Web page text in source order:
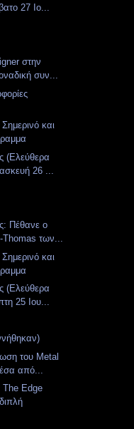
27 Ιο...
στην
συν...
και
(Ελεύθερα
26 ...
Πέθανε ο
Thomas των...
και
(Ελεύθερα
25 Ιου...
του Metal
από...
The Edge